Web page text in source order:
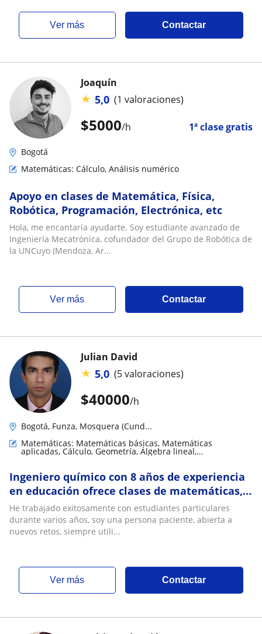
ver más Contactar
$5000/h 1ª clase gratis
Joaquín
★ 5,0 (1 valoraciones)
Bogotá
Matemáticas: Cálculo, Análisis numérico
Apoyo en clases de Matemática, Física,
Robótica, Programación, Electrónica, etc
Hola, me encantaría ayudarte. Soy estudiante avanzado de
Ingeniería Mecatrónica, cofundador del Grupo de Robótica de
la UNCuyo (Mendoza, Ar...
ver más Contactar
$40000/h
Julian David
★ 5,0 (5 valoraciones)
Bogotá, Funza, Mosquera (Cund...
Matemáticas: Matemáticas básicas, Matemáticas
aplicadas, Cálculo, Geometría, Álgebra lineal,
Trigonometría, Análisis numérico
Ingeniero químico con 8 años de experiencia
en educación ofrece clases de matemáticas,
física y química, clases en español e inglés
He trabajado exitosamente con estudiantes particulares
durante varios años, soy una persona paciente, abierta a
nuevos retos, siempre utili...
ver más Contactar